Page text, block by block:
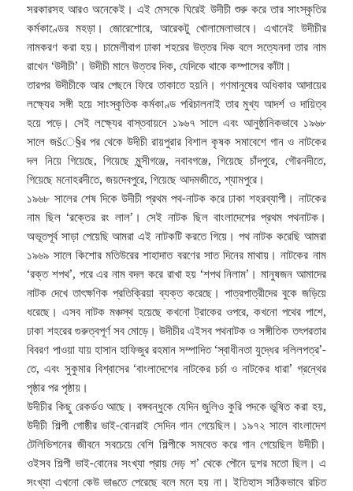
সরকারসহ আরও অনেকেই। এই মেসকে ঘিরেই উদীচী শুরু করে তার সাংস্কৃতির
কর্মকাণ্ডের মহড়া। জোরেশোরে, আরেকটু খোলামেলাভাবে। এখানেই উদীচীর
নামকরণ করা হয়। চামেলীবাগ ঢাকা শহরের উত্তর দিক বলে সত্যেনদা তার নাম
রাখেন ‘উদীচী’। উদীচী মানে উত্তর দিক, যেদিকে থাকে কম্পাসের কাঁটা।
তারপর উদীচীকে আর পেছনে ফিরে তাকাতে হয়নি। গণমানুষের অধিকার আদায়ের
লক্ষ্যের সঙ্গী হয়ে সাংস্কৃতিক কর্মকাণ্ড পরিচালনাই তার মুখ্য আদর্শ ও দায়িত্ব
হয়ে পড়ে। সেই লক্ষ্যের বাস্তবায়নে ১৯৬৭ সালে এবং আনুষ্ঠানিকভাবে ১৯৬৮
সালে জšে§র পর থেকে উদীচী রায়পুরার বিশাল কৃষক সমাবেশে গান ও নাটকের
দল নিয়ে গিয়েছে, গিয়েছে মুন্সীগঞ্জে, নবাবগঞ্জে, গিয়েছে চাঁদপুরে, গৌরনদীতে,
গিয়েছে মনোহরদীতে, জয়দেবপুরে, গিয়েছে আদমজীতে, শ্যামপুরে।
১৯৬৮ সালের শেষ দিকে উদীচী প্রথম পথ-নাটক করে ঢাকা শহরব্যাপী। নাটকের
নাম ছিল ‘রক্তের রং লাল’। সেই নাটক ছিল বাংলাদেশের প্রথম পথনাটক।
অভূতপূর্ব সাড়া পেয়েছি আমরা এই নাটকটি করতে গিয়ে। পথ নাটক করেছি আমরা
১৯৬৯ সালে কিশোর মতিউরের শাহাদাত বরণের সাত দিনের মাথায়। নাটকের নাম
‘রক্ত শপথ’, পরে এর নাম বদল করে রাখা হয় ‘শপথ নিলাম’। মানুষজন আমাদের
নাটক দেখে তাৎক্ষণিক প্রতিক্রিয়া ব্যক্ত করেছে। পাত্রপাত্রীদের বুকে জড়িয়ে
ধরেছে। এসব নাটক মঞ্চস্থ হয়েছে কখনো ট্রাকের ওপরে, কখনো পথের পাশে,
ঢাকা শহরের গুরুত্বপূর্ণ সব মোড়ে। উদীচীর এইসব পথনাটক ও সঙ্গীতিক তৎপরতার
বিবরণ পাওয়া যায় হাসান হাফিজুর রহমান সম্পাদিত ‘স্বাধীনতা যুদ্ধের দলিলপত্র’-
তে, এবং সুকুমার বিশ্বাসের ‘বাংলাদেশের নাটকের চর্চা ও নাটকের ধারা’ গ্রন্থের
পৃষ্ঠার পর পৃষ্ঠায়।
উদীচীর কিছু রেকর্ডও আছে। বঙ্গবন্ধুকে যেদিন জুলিও কুরি পদকে ভূষিত করা হয়,
উদীচী শিল্পী গোষ্ঠীর ভাই-বোনরাই সেদিন গান গেয়েছিল। ১৯৭২ সালে বাংলাদেশ
টেলিভিশনের জীবনে সবচেয়ে বেশি শিল্পীকে সমবেত করে গান গেয়েছিল উদীচী।
ওইসব শিল্পী ভাই-বোনের সংখ্যা প্রায় দেড় শ’ থেকে পৌনে দুশর মতো ছিল। এ
সংখ্যা এখনো কেউ ভাঙতে পেরেছে বলে মনে হয় না। ইতিহাস সঠিকভাবে রচিত